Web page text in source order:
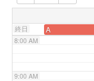
終日 A
7:00 AM
8:00 AM
9:00 AM